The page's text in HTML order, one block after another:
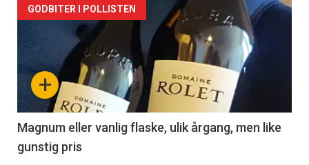
Forsiden
akkurat
nå
3
+
GODBITER I POLLISTEN
Magnum eller vanlig flaske, ulik årgang, men like
gunstig pris